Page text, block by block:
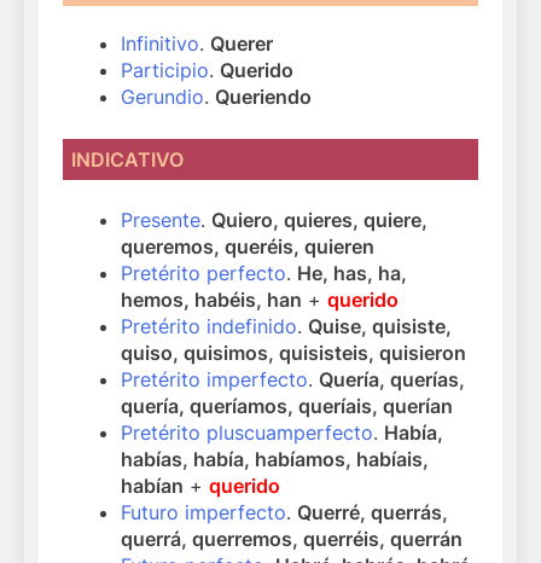
Infinitivo. Querer
Participio. Querido
Gerundio. Queriendo
INDICATIVO
Presente. Quiero, quieres, quiere,
queremos, queréis, quieren
Pretérito perfecto. He, has, ha,
hemos, habéis, han + querido
Pretérito indefinido. Quise, quisiste,
quiso, quisimos, quisisteis, quisieron
Pretérito imperfecto. Quería, querías,
quería, queríamos, queríais, querían
Pretérito pluscuamperfecto. Había,
habías, había, habíamos, habíais,
habían + querido
Futuro imperfecto. Querré, querrás,
querrá, querremos, querréis, querrán